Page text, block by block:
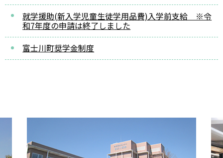
就学援助(新入学児童生徒学用品費)入学前支給 ※令
和7年度の申請は終了しました
富士川町奨学金制度